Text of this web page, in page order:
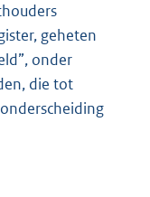
geheten
onder
die tot